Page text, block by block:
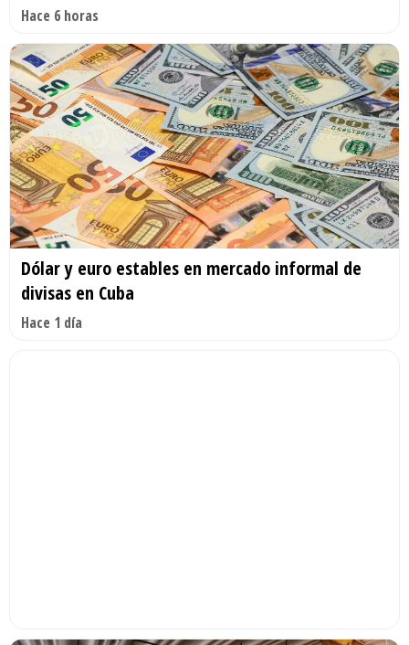
Hace 6 horas
Dólar y euro estables en mercado informal de
divisas en Cuba
Hace 1 día